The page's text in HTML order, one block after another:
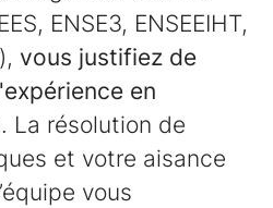
ENSE3, ENSEEIHT,
vous justifiez de
en
. La résolution de
et votre aisance
vous